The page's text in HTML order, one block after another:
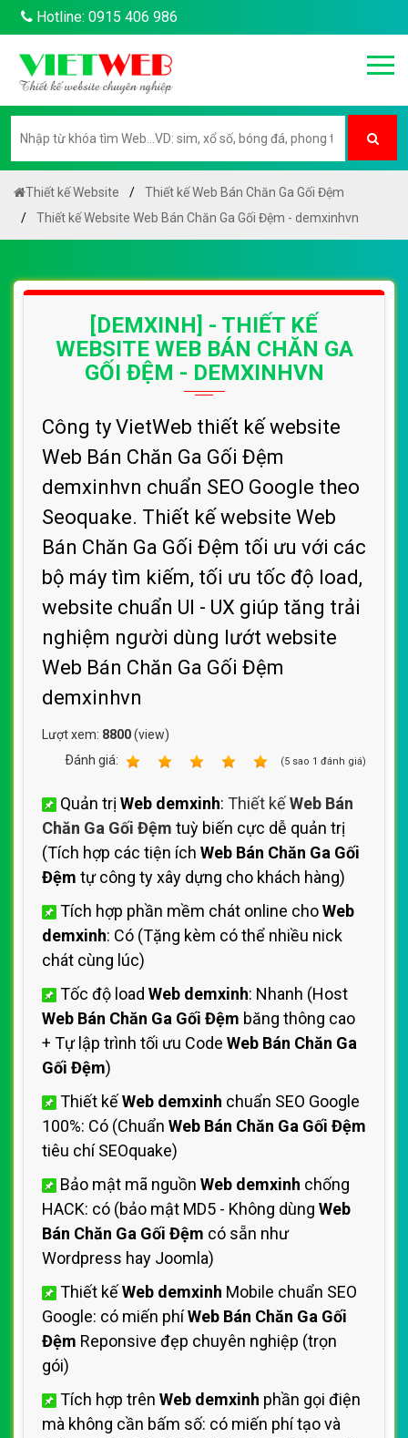
Hotline: 0915 406 986
Thiết kế Website
Thiết kế Web Bán Chăn Ga Gối Đệm
Thiết kế Website Web Bán Chăn Ga Gối Đệm - demxinhvn
[DEMXINH] - THIẾT KẾ
WEBSITE WEB BÁN CHĂN GA
GỐI ĐỆM - DEMXINHVN
Công ty VietWeb thiết kế website
Web Bán Chăn Ga Gối Đệm
demxinhvn chuẩn SEO Google theo
Seoquake. Thiết kế website Web
Bán Chăn Ga Gối Đệm tối ưu với các
bộ máy tìm kiếm, tối ưu tốc độ load,
website chuẩn UI - UX giúp tăng trải
nghiệm người dùng lướt website
Web Bán Chăn Ga Gối Đệm
demxinhvn
Lượt xem: 8800(view)
Ðánh giá:
(5 sao 1 đánh giá)
Quản trị Web demxinh: Thiết kếWeb Bán
Chăn Ga Gối Đệm tuỳ biến cực dễ quản trị
(Tích hợp các tiện ích Web Bán Chăn Ga Gối
Đệm tự công ty xây dựng cho khách hàng)
Tích hợp phần mềm chát online choWeb
demxinh: Có (Tặng kèm có thể nhiều nick
chát cùng lúc)
Tốc độ load Web demxinh: Nhanh (Host
Web Bán Chăn Ga Gối Đệm băng thông cao
+ Tự lập trình tối ưu Code Web Bán Chăn Ga
Gối Đệm)
Thiết kếWeb demxinh chuẩn SEO Google
100%: Có (Chuẩn Web Bán Chăn Ga Gối Đệm
tiêu chí SEOquake)
Bảo mật mã nguồn Web demxinh chống
HACK: có (bảo mật MD5 - Không dùng Web
Bán Chăn Ga Gối Đệm có sẵn như
Wordpress hay Joomla)
Thiết kếWeb demxinh Mobile chuẩn SEO
Google: có miến phíWeb Bán Chăn Ga Gối
Đệm Reponsive đẹp chuyên nghiệp (trọn
gói)
Tích hợp trên Web demxinh phần gọi điện
mà không cần bấm số: có miến phí tạo và